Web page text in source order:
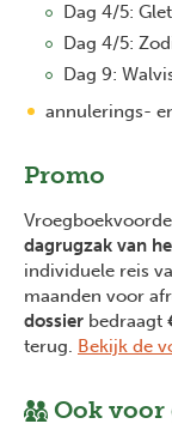
Dag 4/5:
Dag 4/5:
Dag 9:
annulerings-
Promo
dagrugzak van
individuele reis
maanden voor
dossier bedraagt
terug. Bekijk de
Ook voor